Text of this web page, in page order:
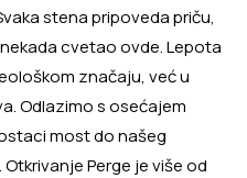
stena pripoveda priču,
cvetao ovde. Lepota
značaju, već u
Odlazimo s osećajem
most do našeg
Perge je više od